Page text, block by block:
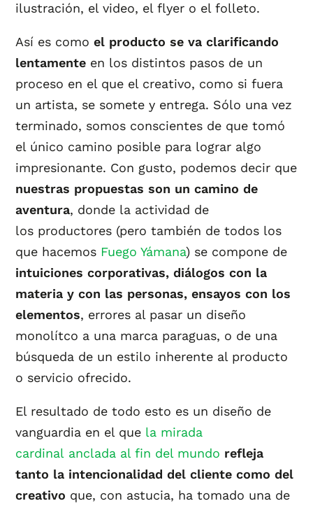
ilustración, el video, el flyer o el folleto.
Así es comoel producto se va clarificando
lentamente en los distintos pasos de un
proceso en el que el creativo, como si fuera
un artista, se somete y entrega. Sólo una vez
terminado, somos conscientes de que tomó
el único camino posible para lograr algo
impresionante. Con gusto, podemos decir que
nuestras propuestas son un camino de
aventura, donde la actividad de
los productores (pero también de todos los
que hacemos Fuego Yámana) se compone de
intuiciones corporativas, diálogos con la
materia y con las personas, ensayos con los
elementos, errores al pasar un diseño
monolítco a una marca paraguas, o de una
búsqueda de un estilo inherente al producto
o servicio ofrecido.
El resultado de todo esto es un diseño de
vanguardia en el que la mirada
cardinal anclada al fin del mundo refleja
tanto la intencionalidad del cliente como del
creativo que, con astucia, ha tomado una de